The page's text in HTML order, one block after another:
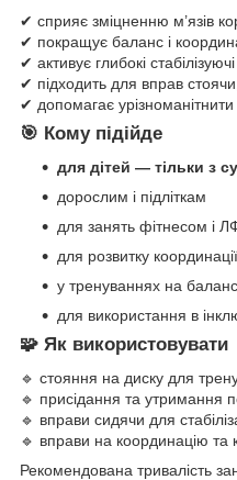
✔ сприяє зміцненню м’язів
✔ покращує баланс і
✔ активує глибокі
✔ підходить для вправ
✔ допомагає
🎯 Кому підійде
для дітей — тільки з
дорослим і підліткам
для занять фітнесом і
для розвитку координації
у тренуваннях на баланс
для використання в
🧩 Як використовувати
🔹 стояння на диску для
🔹 присідання та утримання
🔹 вправи сидячи для
🔹 вправи на координацію та
Рекомендована тривалість